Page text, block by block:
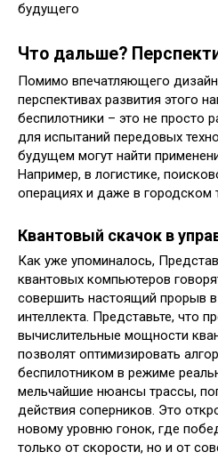
Что дальше?
Помимо впечатляющего
перспективах развития этого
беспилотники – это не просто
для испытаний передовых
будущем могут найти
Например, в логистике,
операциях и даже в городском
Квантовый скачок в
Как уже упоминалось,
квантовых компьютеров
совершить настоящий прорыв в
интеллекта. Представьте, что
вычислительные мощности
позволят оптимизировать
беспилотником в режиме
мельчайшие нюансы трассы,
действия соперников. Это
новому уровню гонок, где
только от скорости, но и от